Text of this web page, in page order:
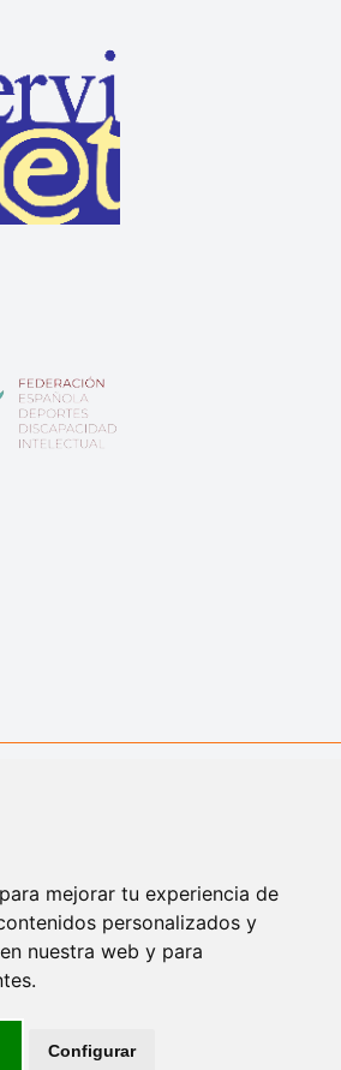
mejorar tu experiencia de
personalizados y
nuestra web y para
Configurar